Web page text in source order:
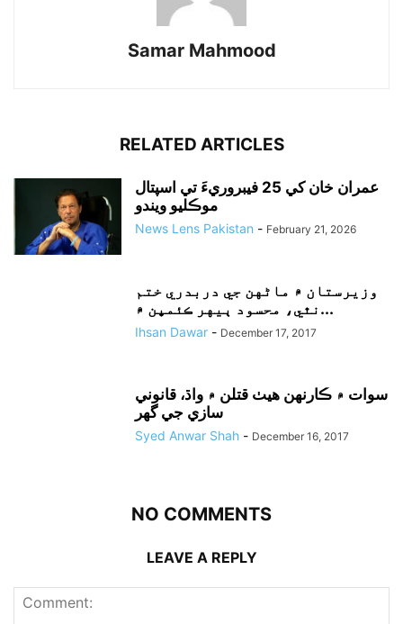
Samar Mahmood
RELATED ARTICLES
عمران خان کي 25 فيبروريءَ تي اسپتال
موڪليو ويندو
News Lens Pakistan - February 21, 2026
وزيرستان ۾ ماڻهن جي دربدري ختم
نٿي، محسود ٻيهر ڪئمپن ۾...
Ihsan Dawar - December 17, 2017
سوات ۾ ڪارنهن هيٺ قتلن ۾ واڌ، قانوني
سازي جي گهر
Syed Anwar Shah - December 16, 2017
NO COMMENTS
LEAVE A REPLY